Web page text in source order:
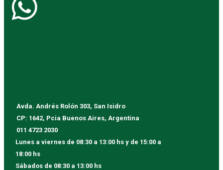
Avda. Andrés Rolón 303, San Isidro
CP: 1642, Pcia Buenos Aires, Argentina
011 4723 2030
Lunes a viernes de 08:30 a 13:00 hs y de 15:00 a
18:00 hs
Sábados de 08:30 a 13:00 hs